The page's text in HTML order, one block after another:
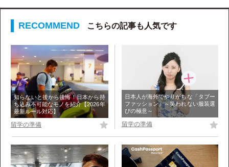
こちらの記事も人気です
知らないと後から後悔！日本から持
ち込み不可能なモノを紹介【2026年
最新ルール対応】
留学の準備
日本人が海外でやりがちな「タブー
ファッション」～笑われない服装選
びの極意～
留学の準備